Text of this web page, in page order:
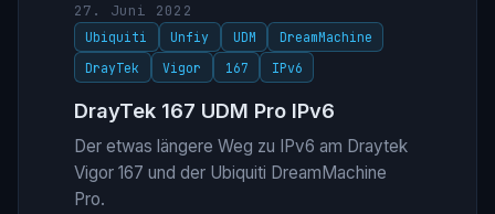
27. Juni 2022
Ubiquiti Unfiy UDM
DreamMachine
DrayTek
Vigor 167 IPv6
DrayTek 167 UDM Pro IPv6
Der etwas längere Weg zu IPv6 am Draytek
Vigor 167 und der Ubiquiti DreamMachine
Pro.